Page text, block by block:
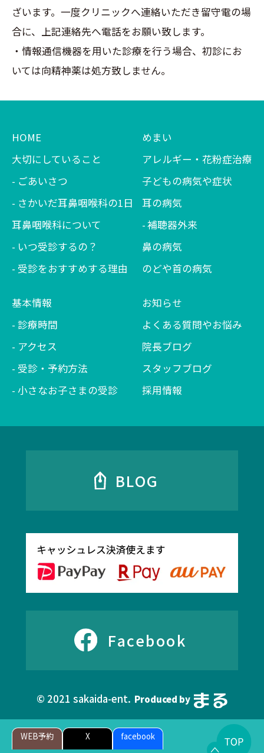
WEB予約 X facebook
ざいます。一度クリニックへ連絡いただき留守電の場
合に、上記連絡先へ電話をお願い致します。
・情報通信機器を用いた診療を行う場合、初診にお
いては向精神薬は処方致しません。
HOME
大切にしていること
ごあいさつ
さかいだ耳鼻咽喉科の1日
耳鼻咽喉科について
いつ受診するの？
受診をおすすめする理由
基本情報
診療時間
アクセス
受診・予約方法
小さなお子さまの受診
めまい
アレルギー・花粉症治療
子どもの病気や症状
耳の病気
補聴器外来
鼻の病気
のどや首の病気
お知らせ
よくある質問やお悩み
院長ブログ
スタッフブログ
採用情報
BLOG
Facebook
© 2021 sakaida-ent. Produced by